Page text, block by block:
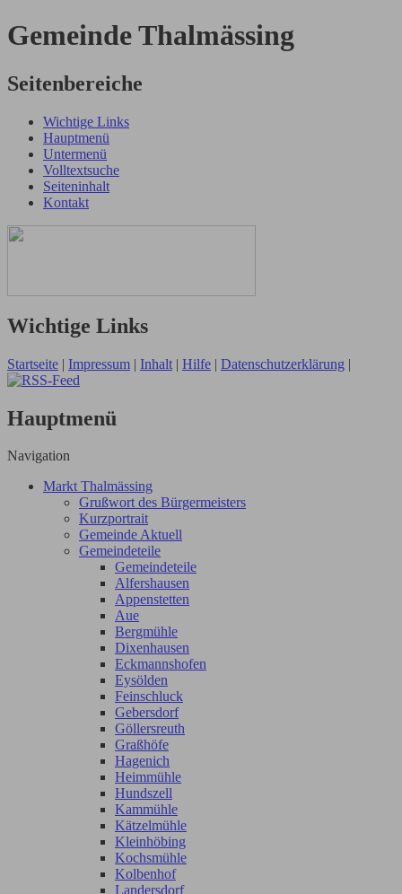
Gemeinde Thalmässing
Seitenbereiche
Wichtige Links
Hauptmenü
Untermenü
Volltextsuche
Seiteninhalt
Kontakt
Wichtige Links
Startseite | Impressum | Inhalt | Hilfe | Datenschutzerklärung |
Hauptmenü
Navigation
Markt Thalmässing
Grußwort des Bürgermeisters
Kurzportrait
Gemeinde Aktuell
Gemeindeteile
Gemeindeteile
Alfershausen
Appenstetten
Aue
Bergmühle
Dixenhausen
Eckmannshofen
Eysölden
Feinschluck
Gebersdorf
Göllersreuth
Graßhöfe
Hagenich
Heimmühle
Hundszell
Kammühle
Kätzelmühle
Kleinhöbing
Kochsmühle
Kolbenhof
Landersdorf